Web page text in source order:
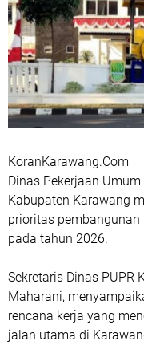
KoranKarawang.Com
Dinas Pekerjaan
Kabupaten Karawang
prioritas
pada tahun 2026.
Sekretaris Dinas PUPR
Maharani,
rencana kerja yang
jalan utama di